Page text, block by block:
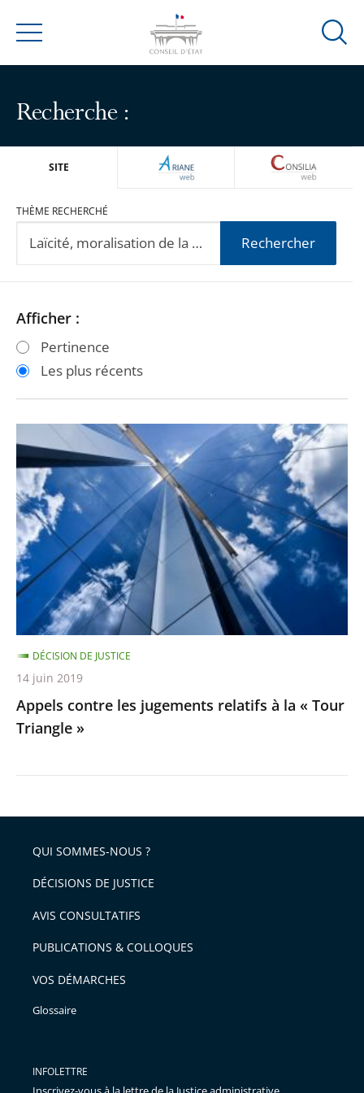
Menu
Ouvrir
Recherche :
SITE ARIANEWEB
THÈME RECHERCHÉ
Rechercher
Passer
les
filtres
Passer
les
filtres
Afficher :
Pertinence
Les plus récents
contre
les
jugements
relatifs
à
la
«
Tour
Triangle
»
Appels contre les jugements relatifs à la « Tour
Triangle »
DÉCISION DE JUSTICE
14 juin 2019
QUI SOMMES-NOUS ?
DÉCISIONS DE JUSTICE
AVIS CONSULTATIFS
PUBLICATIONS & COLLOQUES
VOS DÉMARCHES
Glossaire
INFOLETTRE